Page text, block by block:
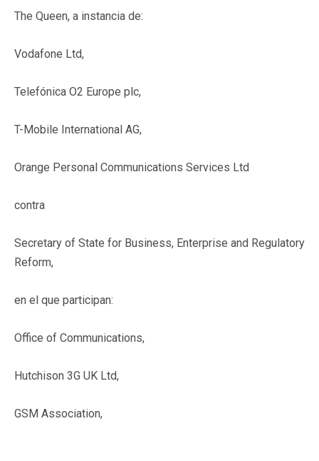
The Queen, a instancia de:
Vodafone Ltd,
Telefónica O2 Europe plc,
T-Mobile International AG,
Orange Personal Communications Services Ltd
contra
Secretary of State for Business, Enterprise and Regulatory
Reform,
en el que participan:
Office of Communications,
Hutchison 3G UK Ltd,
GSM Association,